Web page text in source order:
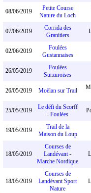
08/06/2019
Petite Course
Nature du Loch
07/06/2019
Corrida des
Granitiers
02/06/2019
Foulées
Gustannaises
26/05/2019
Foulées
Surzuroises
26/05/2019 Moëlan sur Trail
25/05/2019
Le défi du Scorff
- Foulées
19/05/2019
Trail de la
Maison du Loup
18/05/2019
Courses de
Landévant -
Marche Nordique
18/05/2019
Courses de
Landévant Sport
Nature